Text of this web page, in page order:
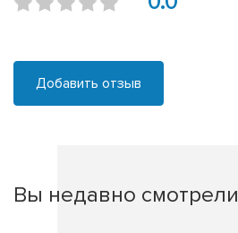
Добавить отзыв
Вы недавно смотрели